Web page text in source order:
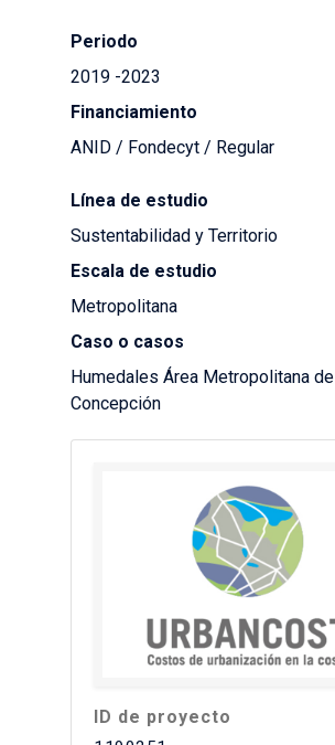
Periodo
2019 -2023
Financiamiento
ANID / Fondecyt / Regular
Línea de estudio
Sustentabilidad y Territorio
Escala de estudio
Metropolitana
Caso o casos
Humedales Área Metropolitana de
Concepción
ID de proyecto